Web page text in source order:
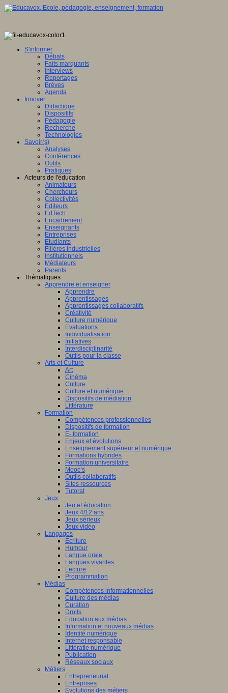
S'informer
Débats
Faits marquants
Interviews
Reportages
Brèves
Agenda
Innover
Didactique
Dispositifs
Pédagogie
Recherche
Technologies
Savoir(s)
Analyses
Conférences
Outils
Pratiques
Acteurs de l'éducation
Animateurs
Chercheurs
Collectivités
Editeurs
EdTech
Encadrement
Enseignants
Entreprises
Etudiants
Filières industrielles
Institutionnels
Médiateurs
Parents
Thématiques
Apprendre et enseigner
Apprendre
Apprentissages
Apprentissages collaboratifs
Créativité
Culture numérique
Evaluations
Individualisation
Initiatives
Interdisciplinarité
Outils pour la classe
Arts et Culture
Art
Cinéma
Culture
Culture et numérique
Dispositifs de médiation
Littérature
Formation
Compétences professionnelles
Dispositifs de formation
E- formation
Enjeux et évolutions
Enseignement supérieur et numérique
Formations hybrides
Formation universitaire
Mooc’s
Outils collaboratifs
Sites ressources
Tutorat
Jeux
Jeu et éducation
Jeux 4/12 ans
Jeux sérieux
Jeux vidéo
Langages
Ecriture
Humour
Langue orale
Langues vivantes
Lecture
Programmation
Médias
Compétences informationnelles
Culture des médias
Curation
Droits
Education aux médias
Information et nouveaux médias
Identité numérique
Internet responsable
Littératie numérique
Publication
Réseaux sociaux
Métiers
Entrepreneuriat
Entreprises
Evolutions des métiers